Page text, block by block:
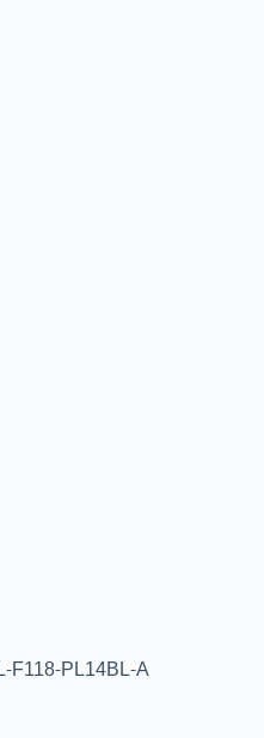
F118-PL14BL-A